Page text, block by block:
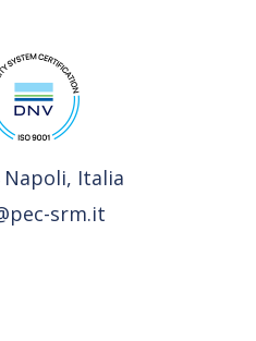
Napoli, Italia
srm.it